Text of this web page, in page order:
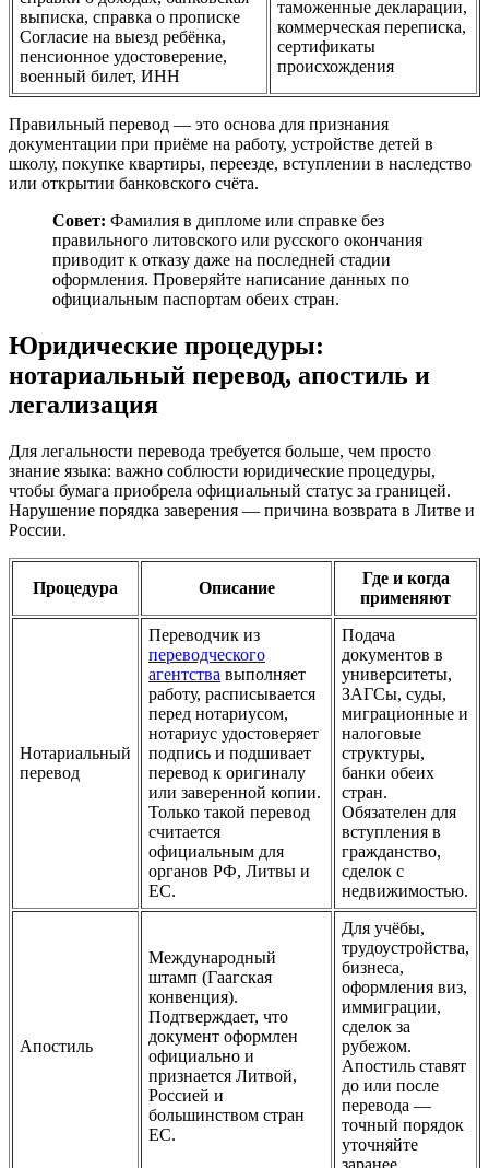
выписка, справка о прописке
Согласие на выезд ребёнка,
пенсионное удостоверение,
военный билет, ИНН
таможенные декларации,
коммерческая переписка,
сертификаты
происхождения
Правильный перевод — это основа для признания
документации при приёме на работу, устройстве детей в
школу, покупке квартиры, переезде, вступлении в наследство
или открытии банковского счёта.
Совет: Фамилия в дипломе или справке без
правильного литовского или русского окончания
приводит к отказу даже на последней стадии
оформления. Проверяйте написание данных по
официальным паспортам обеих стран.
Юридические процедуры:
нотариальный перевод, апостиль и
легализация
Для легальности перевода требуется больше, чем просто
знание языка: важно соблюсти юридические процедуры,
чтобы бумага приобрела официальный статус за границей.
Нарушение порядка заверения — причина возврата в Литве и
России.
Процедура Описание
Где и когда
применяют
Нотариальный
перевод
Переводчик из
переводческого
агентства выполняет
работу, расписывается
перед нотариусом,
нотариус удостоверяет
подпись и подшивает
перевод к оригиналу
или заверенной копии.
Только такой перевод
считается
официальным для
органов РФ, Литвы и
ЕС.
Подача
документов в
университеты,
ЗАГСы, суды,
миграционные и
налоговые
структуры,
банки обеих
стран.
Обязателен для
вступления в
гражданство,
сделок с
недвижимостью.
Апостиль
Международный
штамп (Гаагская
конвенция).
Подтверждает, что
документ оформлен
официально и
признается Литвой,
Россией и
большинством стран
ЕС.
Для учёбы,
трудоустройства,
бизнеса,
оформления виз,
иммиграции,
сделок за
рубежом.
Апостиль ставят
до или после
перевода —
точный порядок
уточняйте